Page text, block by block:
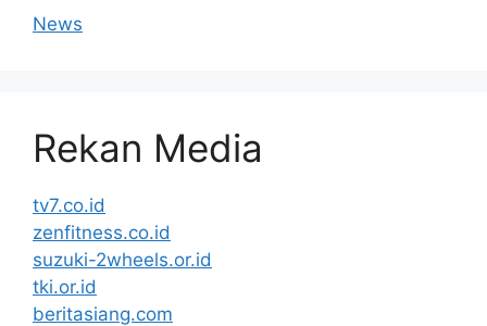
News
Rekan Media
tv7.co.id
zenfitness.co.id
suzuki-2wheels.or.id
tki.or.id
beritasiang.com